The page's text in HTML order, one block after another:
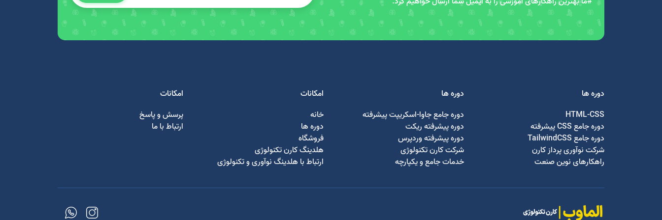
دوره ها
HTML-CSS
دوره جامع CSS پیشرفته
دوره جامع TailwindCSS
شرکت نوآوری پرداز کارن
راهکارهای نوین صنعت
دوره ها
دوره جامع جاوا-اسکریپت پیشرفته
دوره پیشرفته ریکت
دوره پیشرفته وردپرس
شرکت کارن تکنولوژی
خدمات جامع و یکپارچه
امکانات
خانه
دوره ها
فروشگاه
هلدینگ کارن تکنولوژی
ارتباط با هلدینگ نوآوری و تکنولوژی
امکانات
پرسش و پاسخ
ارتباط با ما